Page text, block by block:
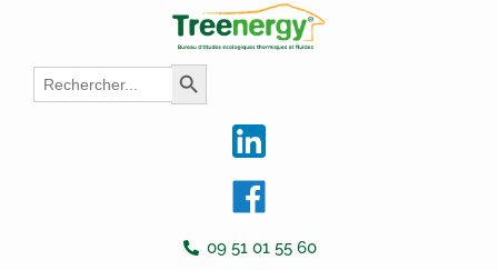
Search
for:
Search Button
09 51 01 55 60